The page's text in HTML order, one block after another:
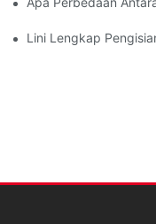
Lini Lengkap